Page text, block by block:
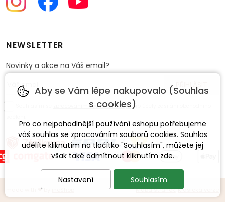
NEWSLETTER
Novinky a akce na Váš email?
zpracováním osobních údajůpro účely zasílání obchodního
❤byineShop Mapa stránek,Klasická verze
Aby se Vám lépe nakupovalo (Souhlas
s cookies)
Pro co nejpohodlnější používání eshopu potřebujeme
váš souhlas se zpracováním souborů cookies. Souhlas
udělíte kliknutím na tlačítko "Souhlasím", můžete jej
však také odmítnout kliknutím zde.
Nastavení Souhlasím